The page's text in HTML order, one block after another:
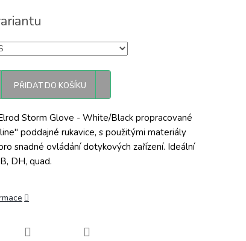
PŘIDAT DO KOŠÍKU
Storm Glove - White/Black propracované
poddajné rukavice, s použitými materiály
snadné ovládání dotykových zařízení. Ideální
DH, quad.